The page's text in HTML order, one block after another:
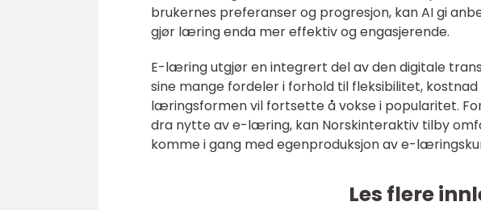
brukernes preferanser og progresjon, kan AI gi
gjør læring enda mer effektiv og engasjerende.
E-læring utgjør en integrert del av den digitale
sine mange fordeler i forhold til fleksibilitet,
læringsformen vil fortsette å vokse i popularitet.
dra nytte av e-læring, kan Norskinteraktiv tilby
komme i gang med egenproduksjon av e-
Les flere